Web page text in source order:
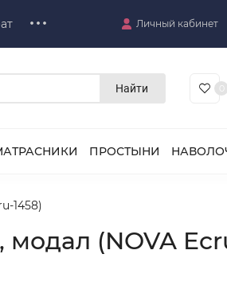
Личный кабинет
Найти
ПРОСТЫНИ
1458)
(NOVA